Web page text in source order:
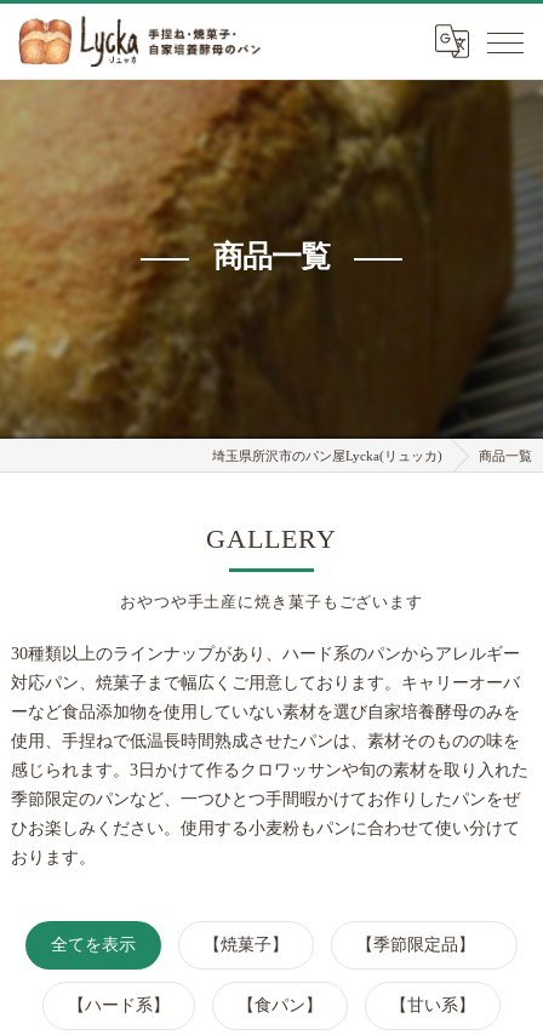
商品一覧
埼玉県所沢市のパン屋Lycka(リュッカ) 商品一覧
GALLERY
おやつや手土産に焼き菓子もございます
30種類以上のラインナップがあり、ハード系のパンからアレルギー
対応パン、焼菓子まで幅広くご用意しております。キャリーオーバ
ーなど食品添加物を使用していない素材を選び自家培養酵母のみを
使用、手捏ねで低温長時間熟成させたパンは、素材そのものの味を
感じられます。3日かけて作るクロワッサンや旬の素材を取り入れた
季節限定のパンなど、一つひとつ手間暇かけてお作りしたパンをぜ
ひお楽しみください。使用する小麦粉もパンに合わせて使い分けて
おります。
全てを表示 【焼菓子】 【季節限定品】
【ハード系】 【食パン】 【甘い系】